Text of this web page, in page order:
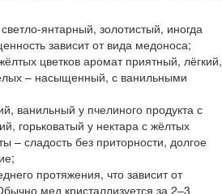
янтарный, золотистый, иногда
зависит от вида медоноса;
цветков аромат приятный, лёгкий,
– насыщенный, с ванильными
ванильный у пчелиного продукта с
горьковатый у нектара с жёлтых
– сладость без приторности, долгое
протяжения, что зависит от
мед кристаллизуется за 2–3